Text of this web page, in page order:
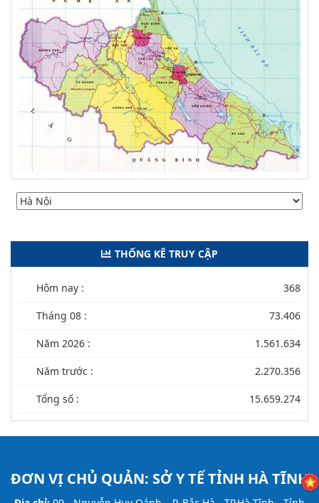
THỐNG KÊ TRUY CẬP
Hôm nay : 368
Tháng 08 : 73.406
Năm 2026 : 1.561.634
Năm trước : 2.270.356
Tổng số : 15.659.274
ĐƠN VỊ CHỦ QUẢN: SỞ Y TẾ TỈNH HÀ TĨNH